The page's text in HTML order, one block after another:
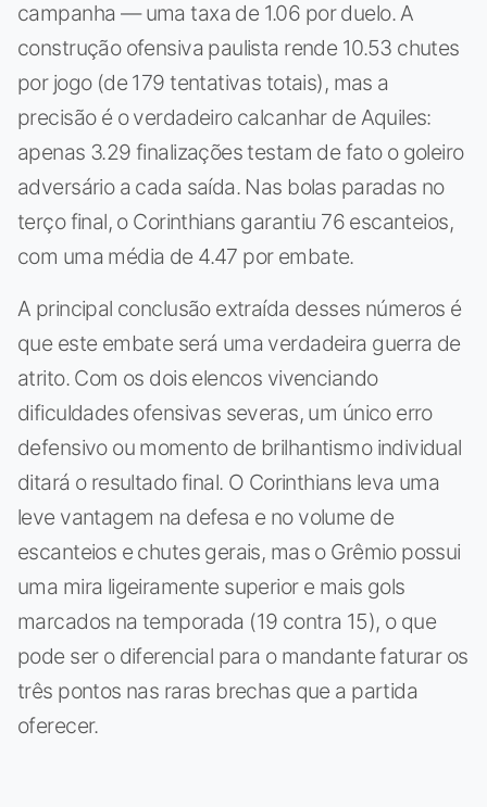
campanha — uma taxa de 1.06 por duelo. A
construção ofensiva paulista rende 10.53 chutes
por jogo (de 179 tentativas totais), mas a
precisão é o verdadeiro calcanhar de Aquiles:
apenas 3.29 finalizações testam de fato o goleiro
adversário a cada saída. Nas bolas paradas no
terço final, o Corinthians garantiu 76 escanteios,
com uma média de 4.47 por embate.
A principal conclusão extraída desses números é
que este embate será uma verdadeira guerra de
atrito. Com os dois elencos vivenciando
dificuldades ofensivas severas, um único erro
defensivo ou momento de brilhantismo individual
ditará o resultado final. O Corinthians leva uma
leve vantagem na defesa e no volume de
escanteios e chutes gerais, mas o Grêmio possui
uma mira ligeiramente superior e mais gols
marcados na temporada (19 contra 15), o que
pode ser o diferencial para o mandante faturar os
três pontos nas raras brechas que a partida
oferecer.